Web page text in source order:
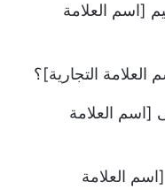
[اسم العلامة
التجارية]؟
[اسم العلامة
العلامة